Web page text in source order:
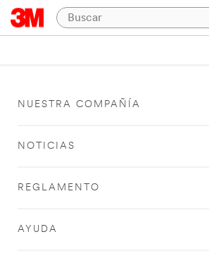
NUESTRA COMPAÑÍA
NOTICIAS
REGLAMENTO
AYUDA